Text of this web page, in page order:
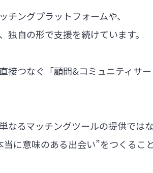
ングプラットフォームや、
自の形で支援を続けています。
接つなぐ「顧問&コミュニティサ
なるマッチングツールの提供では
に意味のある出会い”をつくるこ